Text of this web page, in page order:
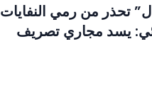
تحذر من رمي النفايات
يسد مجاري تصريف